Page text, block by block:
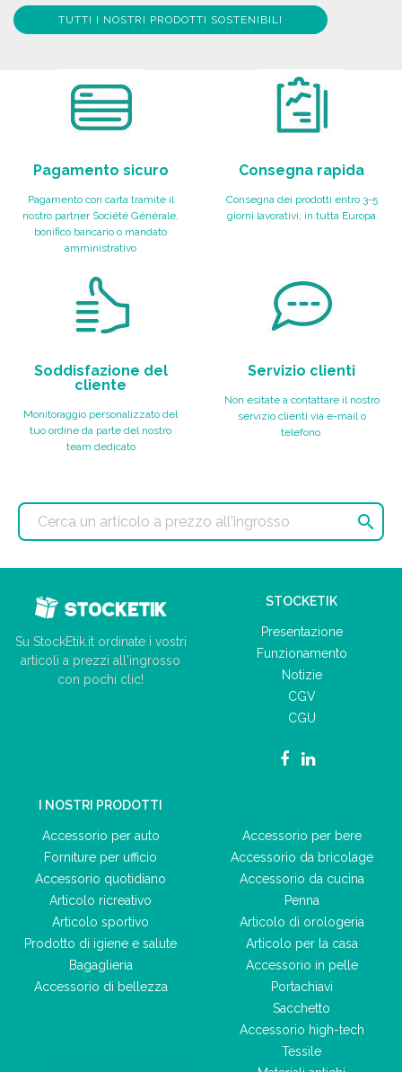
TUTTI I NOSTRI PRODOTTI SOSTENIBILI
Pagamento sicuro
Pagamento con carta tramite il
nostro partner Société Générale,
bonifico bancario o mandato
amministrativo
Consegna rapida
Consegna dei prodotti entro 3-5
giorni lavorativi, in tutta Europa
Soddisfazione del
cliente
Monitoraggio personalizzato del
tuo ordine da parte del nostro
team dedicato
Servizio clienti
Non esitate a contattare il nostro
servizio clienti via e-mail o
telefono.

Su StockEtik.it ordinate i vostri
articoli a prezzi all'ingrosso
con pochi clic!
STOCKETIK
Presentazione
Funzionamento
Notizie
CGV
CGU
I NOSTRI PRODOTTI
Accessorio per auto
Forniture per ufficio
Accessorio quotidiano
Articolo ricreativo
Articolo sportivo
Prodotto di igiene e salute
Bagaglieria
Accessorio di bellezza
Accessorio per bere
Accessorio da bricolage
Accessorio da cucina
Penna
Articolo di orologeria
Articolo per la casa
Accessorio in pelle
Portachiavi
Sacchetto
Accessorio high-tech
Tessile